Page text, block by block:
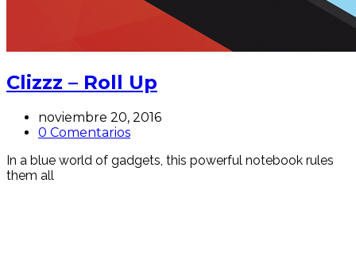
Clizzz – Roll Up
noviembre 20, 2016
0 Comentarios
In a blue world of gadgets, this powerful notebook rules
them all